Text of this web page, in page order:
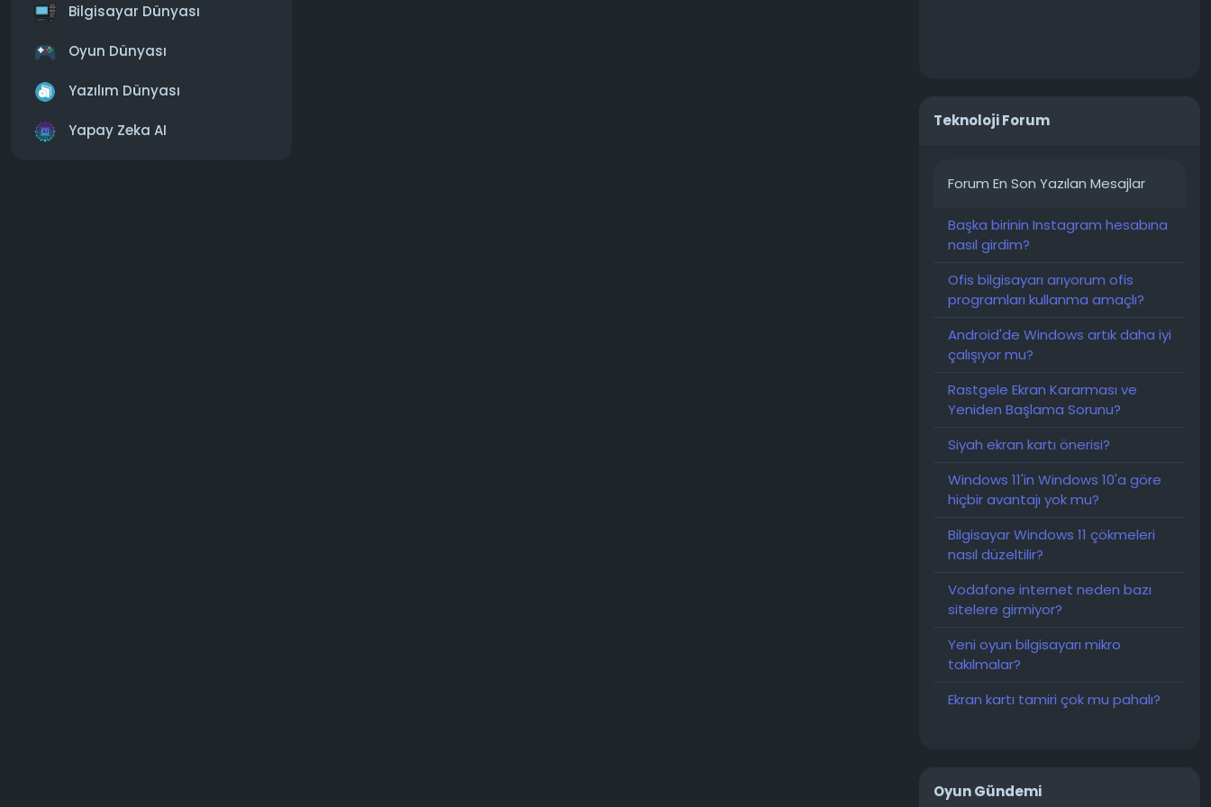
Bilgisayar Dünyası
Oyun Dünyası
Yazılım Dünyası
Yapay Zeka AI
Teknoloji Forum
Forum En Son Yazılan Mesajlar
Başka birinin Instagram hesabına
nasıl girdim?
Ofis bilgisayarı arıyorum ofis
programları kullanma amaçlı?
Android'de Windows artık daha iyi
çalışıyor mu?
Rastgele Ekran Kararması ve
Yeniden Başlama Sorunu?
Siyah ekran kartı önerisi?
Windows 11'in Windows 10'a göre
hiçbir avantajı yok mu?
Bilgisayar Windows 11 çökmeleri
nasıl düzeltilir?
Vodafone internet neden bazı
sitelere girmiyor?
Yeni oyun bilgisayarı mikro
takılmalar?
Ekran kartı tamiri çok mu pahalı?
Oyun Gündemi